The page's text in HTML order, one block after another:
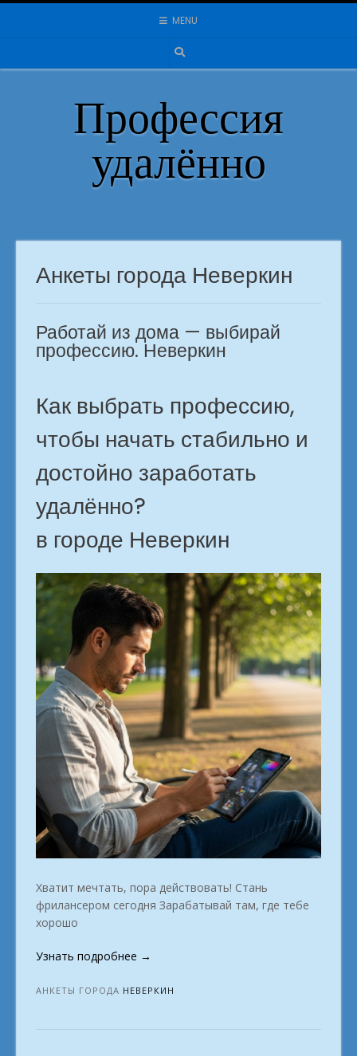
Skip
MENU
Профессия
удалённо
Анкеты города Неверкин
Работай из дома — выбирай
профессию. Неверкин
Как выбрать профессию,
чтобы начать стабильно и
достойно заработать
удалённо?
в городе Неверкин
Хватит мечтать, пора действовать! Стань
фрилансером сегодня Зарабатывай там, где тебе
хорошо
Узнать подробнее «Работай
дома
→
АНКЕТЫ ГОРОДА НЕВЕРКИН